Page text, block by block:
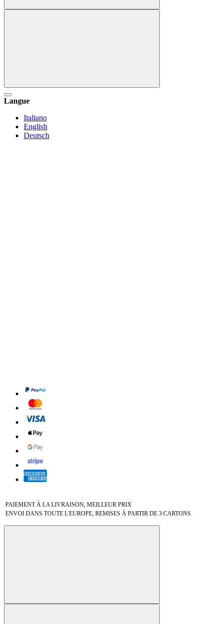
Langue
Italiano
English
Deutsch
PAIEMENT À LA LIVRAISON, MEILLEUR PRIX
ENVOI DANS TOUTE L'EUROPE, REMISES À PARTIR DE 3 CARTONS